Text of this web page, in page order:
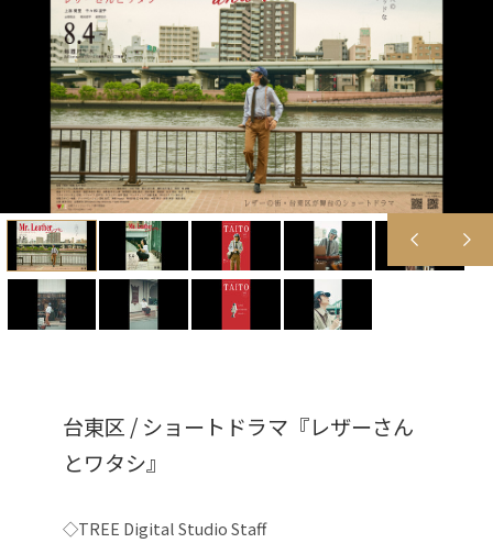
台東区 / ショートドラマ『レザーさん
とワタシ』
◇TREE Digital Studio Staff